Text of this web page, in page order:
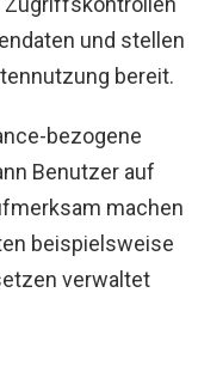
und stellen
bereit.
bezogene
Benutzer auf
machen
beispielsweise
verwaltet